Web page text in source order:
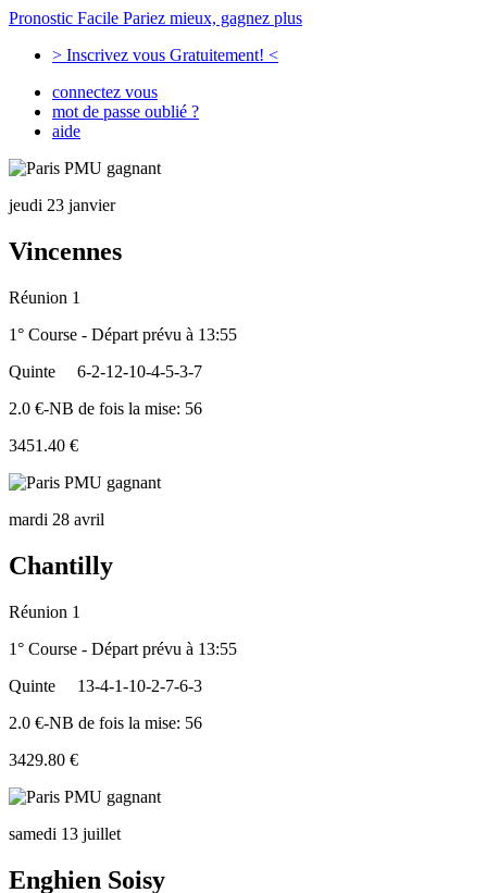
Pronostic Facile Pariez mieux, gagnez plus
> Inscrivez vous Gratuitement! <
connectez vous
mot de passe oublié ?
aide
jeudi 23 janvier
Vincennes
Réunion 1
1° Course - Départ prévu à 13:55
Quinte
6-2-12-10-4-5-3-7
2.0 €-NB de fois la mise: 56
3451.40 €
mardi 28 avril
Chantilly
Réunion 1
1° Course - Départ prévu à 13:55
Quinte
13-4-1-10-2-7-6-3
2.0 €-NB de fois la mise: 56
3429.80 €
samedi 13 juillet
Enghien Soisy